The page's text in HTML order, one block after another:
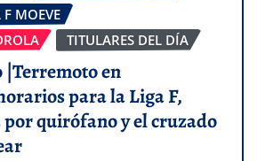
F MOEVE
TITULARES DEL DÍA
|Terremoto en
para la Liga F,
por quirófano y el cruzado